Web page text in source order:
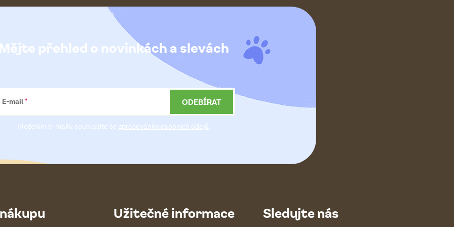
přehled o novinkácha slevách
E-mail
Vložením e-mailu souhlasíte se zpracováním osobních údajů.
ODEBÍRAT
Užitečné informace Sledujte nás